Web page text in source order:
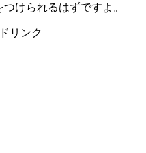
けられるはずですよ。
リンク